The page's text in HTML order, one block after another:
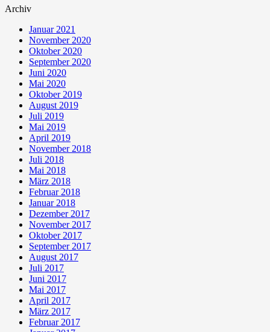
Archiv
Januar 2021
November 2020
Oktober 2020
September 2020
Juni 2020
Mai 2020
Oktober 2019
August 2019
Juli 2019
Mai 2019
April 2019
November 2018
Juli 2018
Mai 2018
März 2018
Februar 2018
Januar 2018
Dezember 2017
November 2017
Oktober 2017
September 2017
August 2017
Juli 2017
Juni 2017
Mai 2017
April 2017
März 2017
Februar 2017